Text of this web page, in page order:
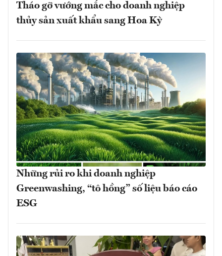
Tháo gỡ vướng mắc cho doanh nghiệp
thủy sản xuất khẩu sang Hoa Kỳ
Những rủi ro khi doanh nghiệp
Greenwashing, “tô hồng” số liệu báo cáo
ESG